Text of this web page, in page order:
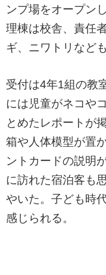
ンプ場をオープン
理棟は校舎、責任
ギ、ニワトリなど
受付は4年1組の教
には児童がネコや
とめたレポートが
箱や人体模型が置
ントカードの説明
に訪れた宿泊客も
やいた。子ども時
感じられる。